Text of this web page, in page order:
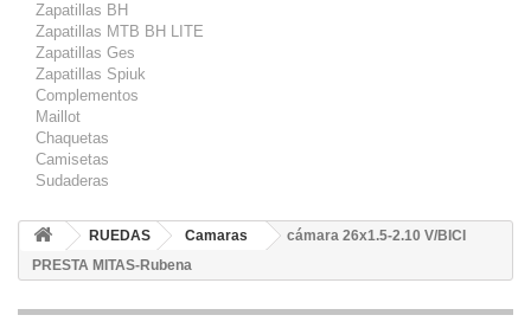
Zapatillas BH
Zapatillas MTB BH LITE
Zapatillas Ges
Zapatillas Spiuk
Complementos
Maillot
Chaquetas
Camisetas
Sudaderas
RUEDAS Camaras
cámara 26x1.5-2.10 V/BICI
PRESTA MITAS-Rubena